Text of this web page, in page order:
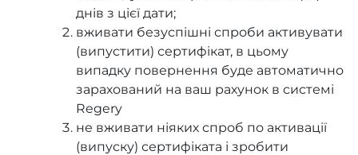
днів з цієї дати;
вживати безуспішні спроби активувати
(випустити) сертифікат, в цьому
випадку повернення буде автоматично
зарахований на ваш рахунок в системі
Regery
не вживати ніяких спроб по активації
(випуску) сертифіката і зробити